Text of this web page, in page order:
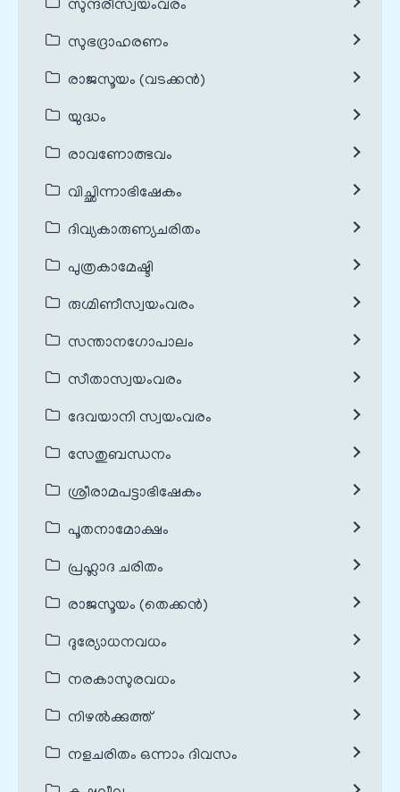
സുന്ദരീസ്വയംവരം
സുഭദ്രാഹരണം
രാജസൂയം (വടക്കൻ)
യുദ്ധം
രാവണോത്ഭവം
വിച്ഛിന്നാഭിഷേകം
ദിവ്യകാരുണ്യചരിതം
പുത്രകാമേഷ്ടി
രുഗ്മിണീസ്വയംവരം
സന്താനഗോപാലം
സീതാസ്വയംവരം
ദേവയാനി സ്വയംവരം
സേതുബന്ധനം
ശ്രീരാമപട്ടാഭിഷേകം
പൂതനാമോക്ഷം
പ്രഹ്ലാദ ചരിതം
രാജസൂയം (തെക്കൻ)
ദുര്യോധനവധം
നരകാസുരവധം
നിഴൽക്കുത്ത്
നളചരിതം ഒന്നാം ദിവസം